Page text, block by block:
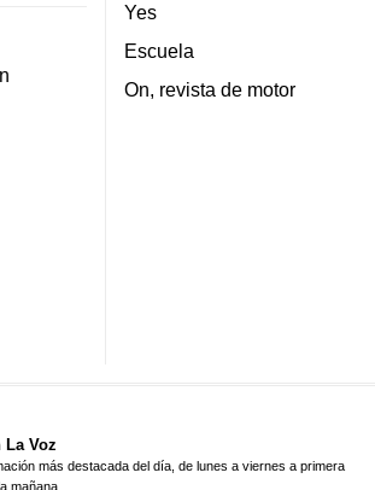
Yes
Escuela
On, revista de motor
La Voz
más destacada del día, de lunes a viernes a primera
mañana